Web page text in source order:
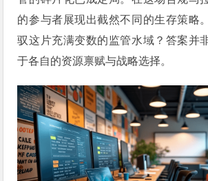
的参与者展现出截然不同的生存策略
驭这片充满变数的监管水域？答案并
于各自的资源禀赋与战略选择。